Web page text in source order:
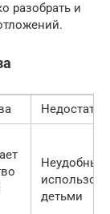
разобрать и
Недостатки
Неудобный
детьми